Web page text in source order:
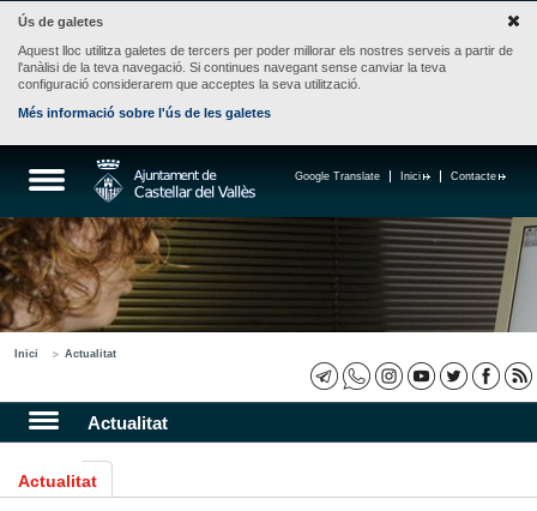
Ús de galetes
Aquest lloc utilitza galetes de tercers per poder millorar els nostres serveis a partir de
l'anàlisi de la teva navegació. Si continues navegant sense canviar la teva
configuració considerarem que acceptes la seva utilització.
Més informació sobre l'ús de les galetes
Contacte
Inici
Google Translate
Inici Actualitat
Actualitat
Actualitat